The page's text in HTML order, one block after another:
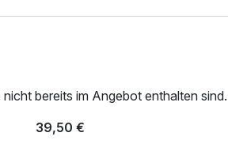
bereits im Angebot enthalten sind.
39,50 €